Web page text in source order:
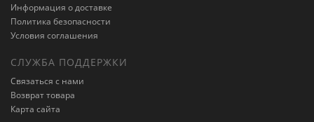
Информация о доставке
Политика безопасности
Условия соглашения
СЛУЖБА ПОДДЕРЖКИ
Связаться с нами
Возврат товара
Карта сайта